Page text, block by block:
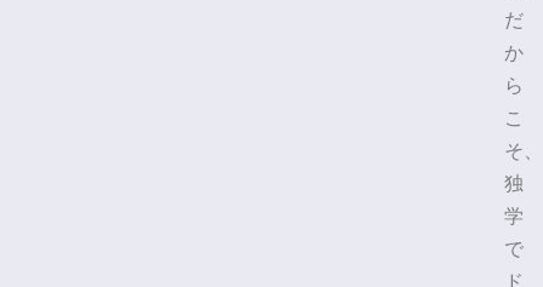
だ
か
ら
こ
そ、
独
学
で
ド